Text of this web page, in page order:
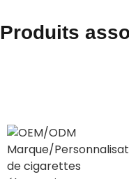
Produits